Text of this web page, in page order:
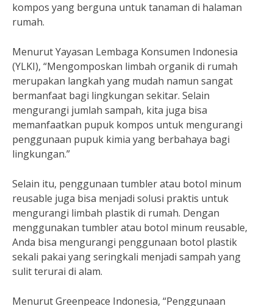
kompos yang berguna untuk tanaman di halaman
rumah.
Menurut Yayasan Lembaga Konsumen Indonesia
(YLKI), “Mengomposkan limbah organik di rumah
merupakan langkah yang mudah namun sangat
bermanfaat bagi lingkungan sekitar. Selain
mengurangi jumlah sampah, kita juga bisa
memanfaatkan pupuk kompos untuk mengurangi
penggunaan pupuk kimia yang berbahaya bagi
lingkungan.”
Selain itu, penggunaan tumbler atau botol minum
reusable juga bisa menjadi solusi praktis untuk
mengurangi limbah plastik di rumah. Dengan
menggunakan tumbler atau botol minum reusable,
Anda bisa mengurangi penggunaan botol plastik
sekali pakai yang seringkali menjadi sampah yang
sulit terurai di alam.
Menurut Greenpeace Indonesia, “Penggunaan